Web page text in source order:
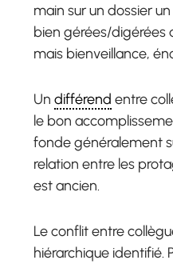
main sur un dossier
bien gérées/digérées
mais bienveillance,
Un différend entre
le bon
fonde généralement
relation entre les
est ancien.
Le conflit entre
hiérarchique identifié.